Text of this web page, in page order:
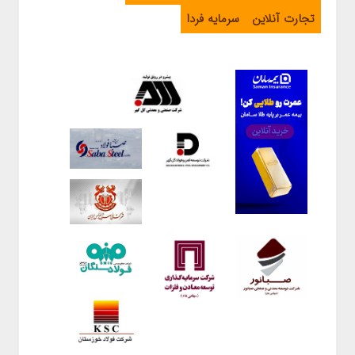
تجارت آنلاین
سرمایه فردا